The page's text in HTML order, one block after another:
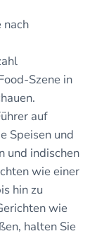
nach
Szene in
auf
Speisen und
und indischen
wie einer
hin zu
wie
halten Sie